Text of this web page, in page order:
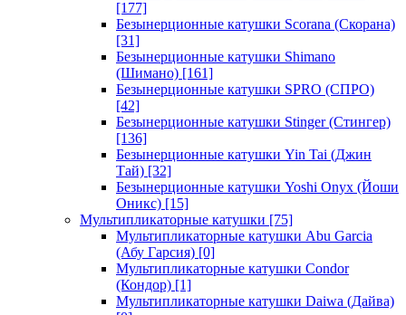
[177]
Безынерционные катушки Scorana (Скорана)
[31]
Безынерционные катушки Shimano
(Шимано) [161]
Безынерционные катушки SPRO (СПРО)
[42]
Безынерционные катушки Stinger (Стингер)
[136]
Безынерционные катушки Yin Tai (Джин
Тай) [32]
Безынерционные катушки Yoshi Onyx (Йоши
Оникс) [15]
Мультипликаторные катушки [75]
Мультипликаторные катушки Abu Garcia
(Абу Гарсия) [0]
Мультипликаторные катушки Condor
(Кондор) [1]
Мультипликаторные катушки Daiwa (Дайва)